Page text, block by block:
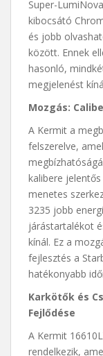
Super-
kibocsátó
és jobb
között. Ennek
hasonló,
megjelenést
Mozgás:
A Kermit a
felszerelve,
kalibere
menetes
3235 jobb
járástartalékot
kínál. Ez a
fejlesztés a
hatékonyabb
Karkötők és
Fejlődése
A Kermit
rendelkezik,